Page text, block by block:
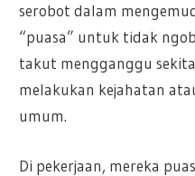
serobot dalam
“puasa” untuk tidak
takut mengganggu
melakukan kejahatan
umum.
Di pekerjaan, mereka